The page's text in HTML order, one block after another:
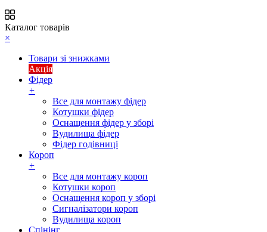
Каталог товарів
×
Товари зі знижками
Акція
Фідер
+
Все для монтажу фідер
Котушки фідер
Оснащення фідер у зборі
Вудилища фідер
Фідер годівниці
Короп
+
Все для монтажу короп
Котушки короп
Оснащення короп у зборі
Сигналізатори короп
Вудилища короп
Спінінг